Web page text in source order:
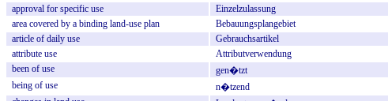
approval for specific use
Einzelzulassung
area covered by a binding land-use plan
Bebauungsplangebiet
article of daily use
Gebrauchsartikel
attribute use
Attributverwendung
been of use
gen�tzt
being of use
n�tzend